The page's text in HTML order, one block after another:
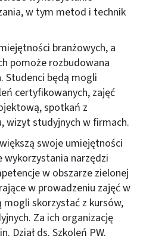
w tym metod i technik
branżowych, a
pomoże rozbudowana
Studenci będą mogli
certyfikowanych, zajęć
spotkań z
wizyt studyjnych w firmach.
swoje umiejętności
narzędzi
w obszarze zielonej
w prowadzeniu zajęć w
mogli skorzystać z kursów,
Za ich organizację
Dział ds. Szkoleń PW.